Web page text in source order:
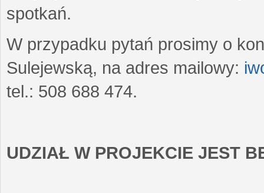
spotkań.
W przypadku pytań prosimy o
Sulejewską, na adres mailowy:
tel.: 508 688 474.
UDZIAŁ W PROJEKCIE JEST